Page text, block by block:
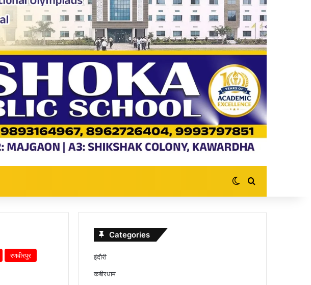
Switch skin
Search for
रणवीरपुर
Categories
इंदौरी
कबीरधाम